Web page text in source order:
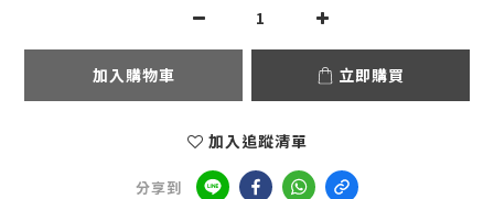
加入購物車 立即購買
加入追蹤清單
分享到